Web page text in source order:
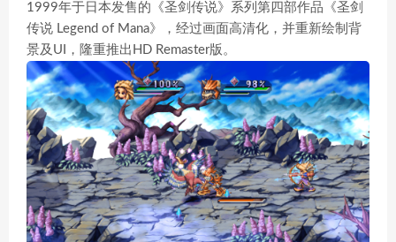
1999年于日本发售的《圣剑传说》系列第四部作品《圣剑
传说 Legend of Mana》，经过画面高清化，并重新绘制背
景及UI，隆重推出HD Remaster版。